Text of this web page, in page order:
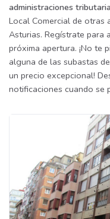
administraciones
Local Comercial de otras
Asturias. Regístrate para
próxima apertura. ¡No te
alguna de las subastas
un precio excepcional!
notificaciones cuando se